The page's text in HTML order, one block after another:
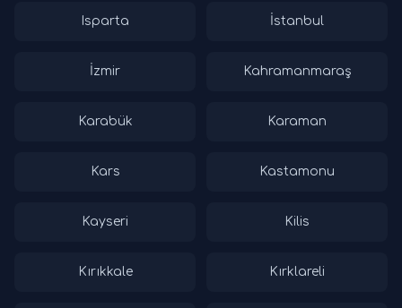
Isparta İstanbul
İzmir Kahramanmaraş
Karabük Karaman
Kars Kastamonu
Kayseri Kilis
Kırıkkale Kırklareli